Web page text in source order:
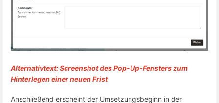
Alternativtext: Screenshot des Pop-Up-Fensters zum
Hinterlegen einer neuen Frist
Anschließend erscheint der Umsetzungsbeginn in der